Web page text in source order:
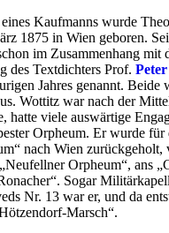
Kaufmanns wurde
1875 in Wien geboren.
im Zusammenhang mit
des Textdichters Prof.
Jahres genannt. Beide
Wottitz war nach der
hatte viele auswärtige
Orpheum. Er wurde für
nach Wien zurückgeholt,
Orpheum“, ans
Sogar
Nr. 13 war er, und da
Marsch“.